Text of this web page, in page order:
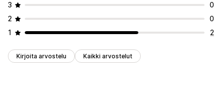
3
0
2
0
1
2
Kirjoita arvostelu Kaikki arvostelut